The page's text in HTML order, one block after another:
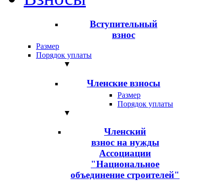
Вступительный
взнос
Размер
Порядок уплаты
▼
Членские взносы
Размер
Порядок уплаты
▼
Членский
взнос на нужды
Ассоциации
"Национальное
объединение строителей"